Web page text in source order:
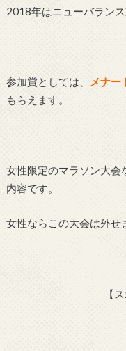
2018年はニューバランス
参加賞としては、 メナー
もらえます。
女性限定のマラソン大会
内容です。
女性ならこの大会は外せ
【